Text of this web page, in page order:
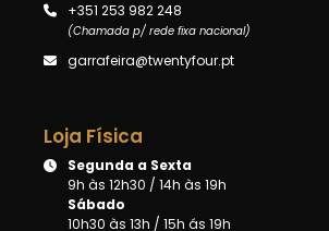
+351 253 982 248
(Chamada p/ rede fixa nacional)
garrafeira@twentyfour.pt
Loja Física
Segunda a Sexta
9h às 12h30 / 14h às 19h
Sábado
10h30 às 13h / 15h ás 19h